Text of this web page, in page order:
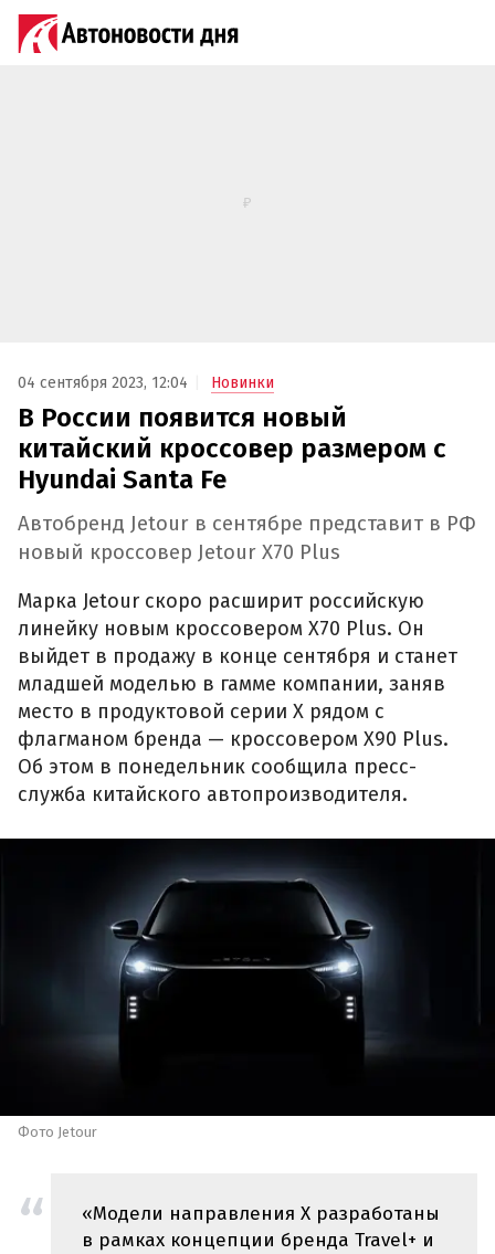
04 сентября 2023, 12:04 Новинки
В России появится новый
китайский кроссовер размером с
Hyundai Santa Fe
Автобренд Jetour в сентябре представит в РФ
новый кроссовер Jetour X70 Plus
Марка Jetour скоро расширит российскую
линейку новым кроссовером X70 Plus. Он
выйдет в продажу в конце сентября и станет
младшей моделью в гамме компании, заняв
место в продуктовой серии X рядом с
флагманом бренда — кроссовером X90 Plus.
Об этом в понедельник сообщила пресс-
служба китайского автопроизводителя.
Фото Jetour
«Модели направления X разработаны
в рамках концепции бренда Travel+ и